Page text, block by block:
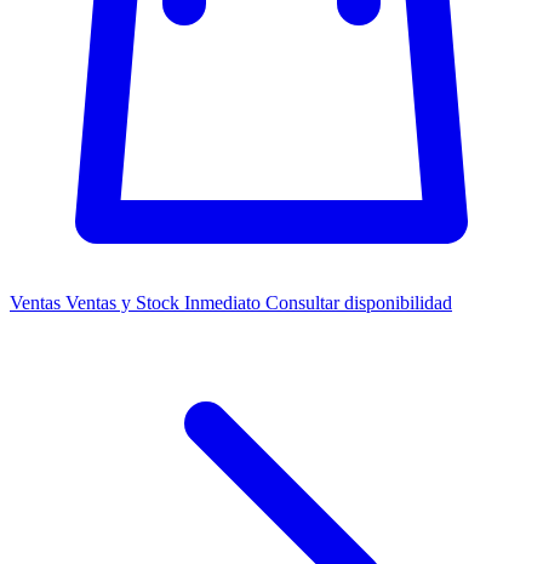
Ventas Ventas y Stock Inmediato Consultar disponibilidad